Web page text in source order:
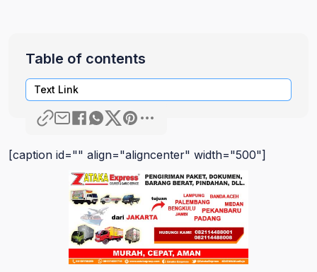
[caption id="" align="aligncenter" width="500"]
Table of contents
Text Link